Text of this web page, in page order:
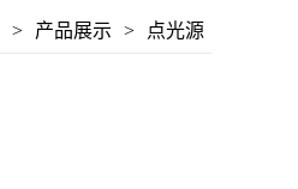
> 产品展示 > 点光源